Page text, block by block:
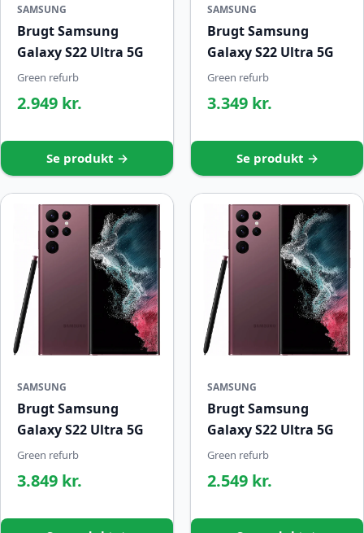
SAMSUNG
Brugt Samsung
Galaxy S22 Ultra 5G
Green refurb
2.949 kr.
Se produkt →
SAMSUNG
Brugt Samsung
Galaxy S22 Ultra 5G
Green refurb
3.349 kr.
Se produkt →
SAMSUNG
Brugt Samsung
Galaxy S22 Ultra 5G
Green refurb
3.849 kr.
SAMSUNG
Brugt Samsung
Galaxy S22 Ultra 5G
Green refurb
2.549 kr.